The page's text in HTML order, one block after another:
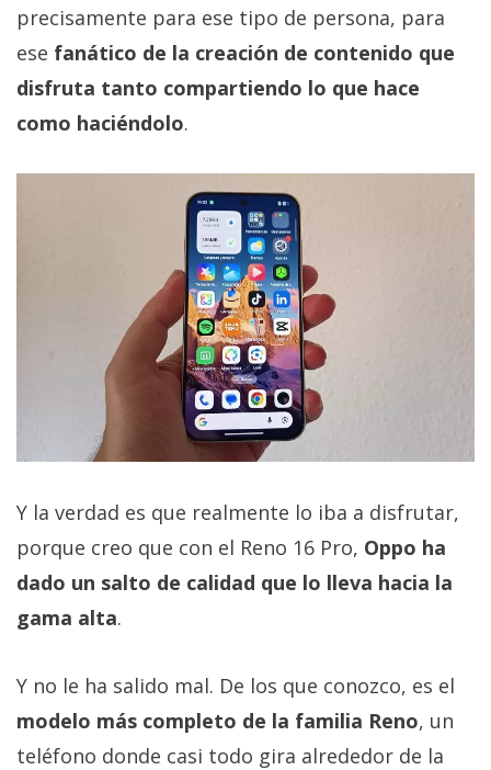
precisamente para ese tipo de persona, para
ese fanático de la creación de contenido que
disfruta tanto compartiendo lo que hace
como haciéndolo.
Y la verdad es que realmente lo iba a disfrutar,
porque creo que con el Reno 16 Pro, Oppo ha
dado un salto de calidad que lo lleva hacia la
gama alta.
Y no le ha salido mal. De los que conozco, es el
modelo más completo de la familia Reno, un
teléfono donde casi todo gira alrededor de la